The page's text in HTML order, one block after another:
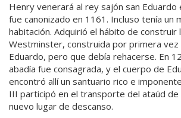
Henry venerará al rey sajón san Eduardo
fue canonizado en 1161. Incluso tenía un
habitación. Adquirió el hábito de construir
Westminster, construida por primera
Eduardo, pero que debía rehacerse. En
abadía fue consagrada, y el cuerpo de
encontró allí un santuario rico e
III participó en el transporte del ataúd de
nuevo lugar de descanso.